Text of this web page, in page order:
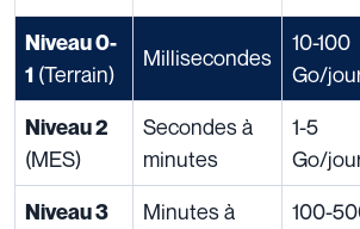
Niveau 0-
1 (Terrain)
Millisecondes
10-100
Go/
Niveau 2
(MES)
Secondes à
minutes
1-5
Go/
Niveau 3
Minutes à
100-